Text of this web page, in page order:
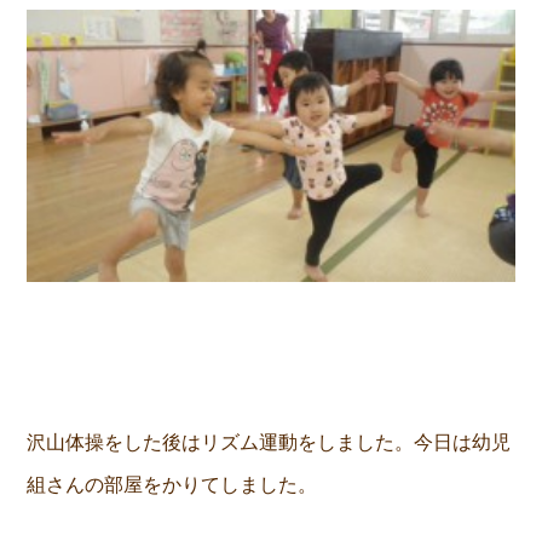
沢山体操をした後はリズム運動をしました。今日は幼児
組さんの部屋をかりてしました。